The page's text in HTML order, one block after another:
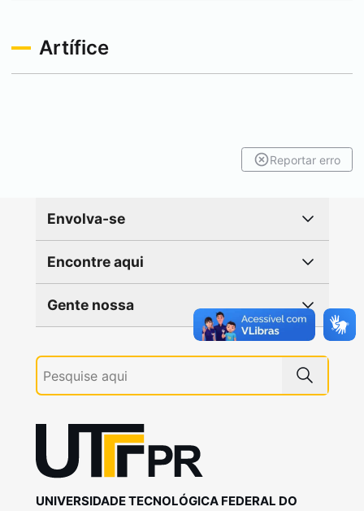
Artífice
Reportar erro
Envolva-se
Encontre aqui
Gente nossa
UNIVERSIDADE TECNOLÓGICA FEDERAL DO